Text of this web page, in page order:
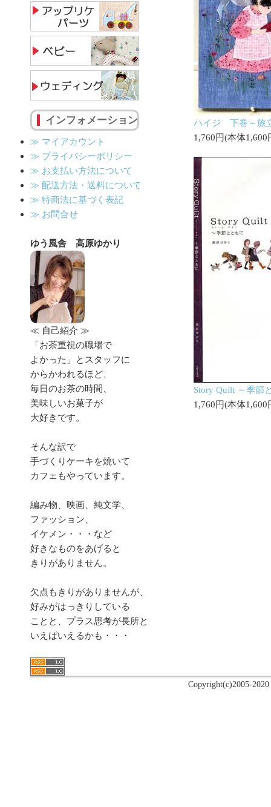
インフォメーション
≫ マイアカウント
≫ プライバシーポリシー
≫ お支払い方法について
≫ 配送方法・送料について
≫ 特商法に基づく表記
≫ お問合せ
ゆう風舎 高原ゆかり
≪ 自己紹介 ≫
「お茶重視の職場で
よかった」とスタッフに
からかわれるほど、
毎日のお茶の時間、
美味しいお菓子が
大好きです。
そんな訳で
手づくりケーキを焼いて
カフェもやっています。
編み物、映画、純文学、
ファッション、
イケメン・・・など
好きなものをあげると
きりがありません。
欠点もきりがありませんが、
好みがはっきりしている
ことと、プラス思考が長所と
いえばいえるかも・・・
ハイジ 下巻～旅
1,760円(本体1,600
Story Quilt ～季節
1,760円(本体1,600
Copyright(c)2005-